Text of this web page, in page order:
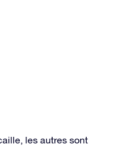
les autres sont